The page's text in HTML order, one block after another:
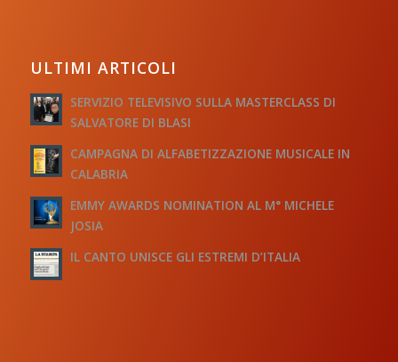
ULTIMI ARTICOLI
SERVIZIO TELEVISIVO SULLA MASTERCLASS DI
SALVATORE DI BLASI
CAMPAGNA DI ALFABETIZZAZIONE MUSICALE IN
CALABRIA
EMMY AWARDS NOMINATION AL M° MICHELE
JOSIA
IL CANTO UNISCE GLI ESTREMI D’ITALIA